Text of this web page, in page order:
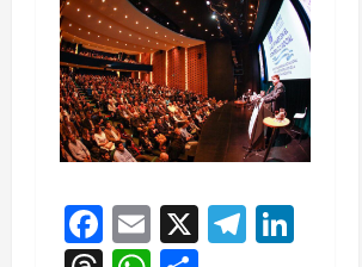
Facebook
Email
X